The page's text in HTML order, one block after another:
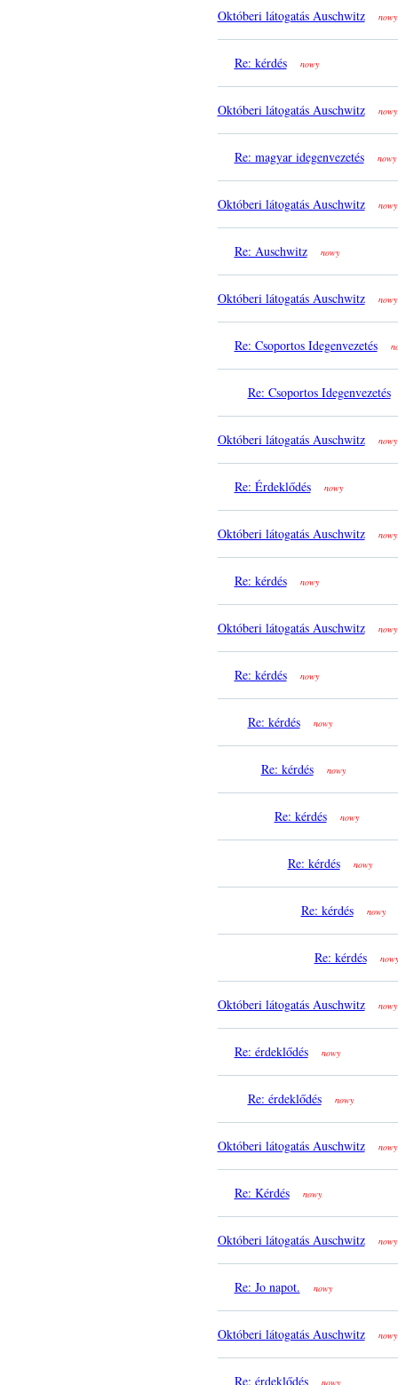
Októberi látogatás Auschwitz nowy
Re: kérdés nowy
Októberi látogatás Auschwitz nowy
Re: magyar idegenvezetés nowy
Októberi látogatás Auschwitz nowy
Re: Auschwitz nowy
Októberi látogatás Auschwitz nowy
Re: Csoportos Idegenvezetés
Re: Csoportos Idegenvezetés
Októberi látogatás Auschwitz nowy
Re: Érdeklődés nowy
Októberi látogatás Auschwitz nowy
Re: kérdés nowy
Októberi látogatás Auschwitz nowy
Re: kérdés nowy
Re: kérdés nowy
Re: kérdés nowy
Re: kérdés nowy
Re: kérdés nowy
Re: kérdés nowy
Re: kérdés nowy
Októberi látogatás Auschwitz nowy
Re: érdeklődés nowy
Re: érdeklődés nowy
Októberi látogatás Auschwitz nowy
Re: Kérdés nowy
Októberi látogatás Auschwitz nowy
Re: Jo napot. nowy
Októberi látogatás Auschwitz nowy
Re: érdeklődés nowy